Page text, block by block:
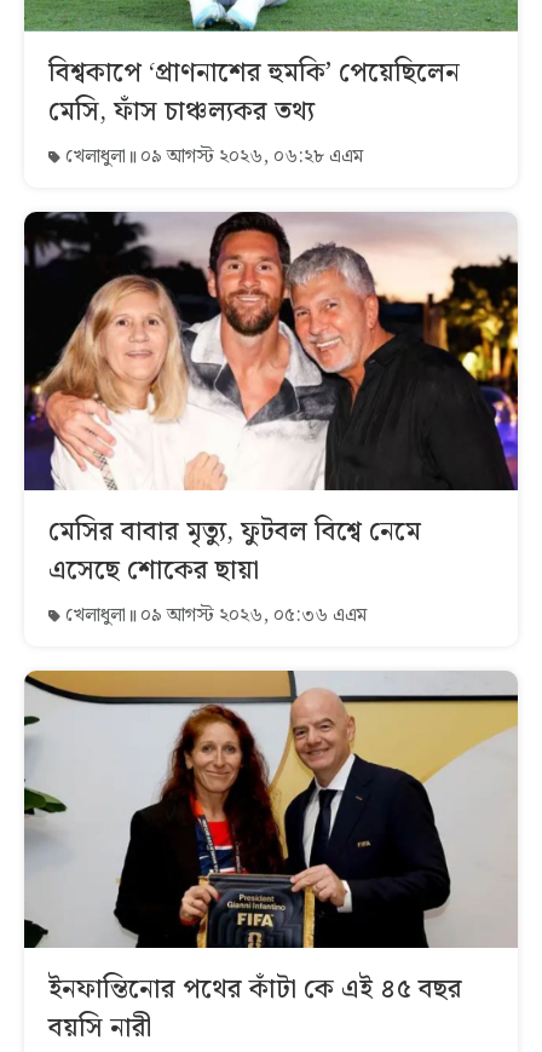
বিশ্বকাপে ‘প্রাণনাশের হুমকি’ পেয়েছিলেন
মেসি, ফাঁস চাঞ্চল্যকর তথ্য
খেলাধুলা ০৯ আগস্ট ২০২৬, ০৬:২৮ এএম
মেসির বাবার মৃত্যু, ফুটবল বিশ্বে নেমে
এসেছে শোকের ছায়া
খেলাধুলা ০৯ আগস্ট ২০২৬, ০৫:৩৬ এএম
ইনফান্তিনোর পথের কাঁটা কে এই ৪৫ বছর
বয়সি নারী